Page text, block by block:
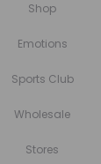
Shop
Emotions
Sports Club
Wholesale
Stores